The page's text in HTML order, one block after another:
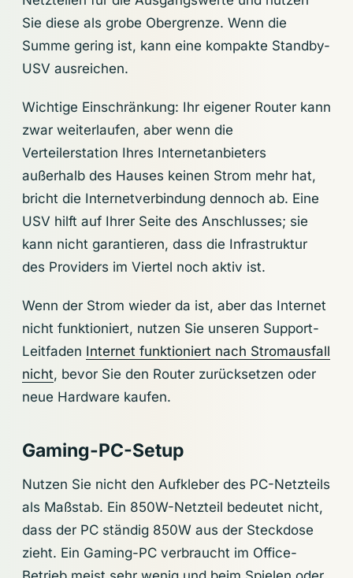
Sie diese als grobe Obergrenze. Wenn die
Summe gering ist, kann eine kompakte Standby-
USV ausreichen.
Wichtige Einschränkung: Ihr eigener Router kann
zwar weiterlaufen, aber wenn die
Verteilerstation Ihres Internetanbieters
außerhalb des Hauses keinen Strom mehr hat,
bricht die Internetverbindung dennoch ab. Eine
USV hilft auf Ihrer Seite des Anschlusses; sie
kann nicht garantieren, dass die Infrastruktur
des Providers im Viertel noch aktiv ist.
Wenn der Strom wieder da ist, aber das Internet
nicht funktioniert, nutzen Sie unseren Support-
Leitfaden Internet funktioniert nach Stromausfall
nicht, bevor Sie den Router zurücksetzen oder
neue Hardware kaufen.
Gaming-PC-Setup
Nutzen Sie nicht den Aufkleber des PC-Netzteils
als Maßstab. Ein 850W-Netzteil bedeutet nicht,
dass der PC ständig 850W aus der Steckdose
zieht. Ein Gaming-PC verbraucht im Office-